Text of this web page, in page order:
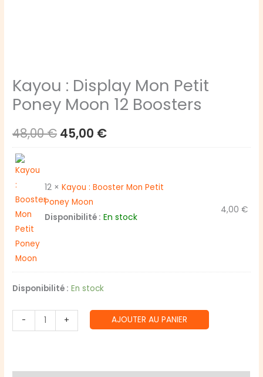
Kayou : Display Mon Petit
Poney Moon 12 Boosters
48,00€ Le
était :
48,00 €.
45,00 €Le
45,00 €.
12 ×Kayou : Booster Mon Petit
Poney Moon
Disponibilité : En stock
4,00 €
Disponibilité : En stock
-
quantité
de
+ AJOUTER AU PANIER